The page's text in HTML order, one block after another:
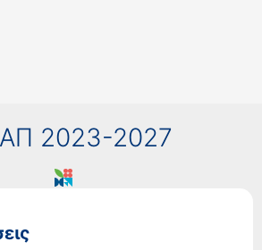
2023-2027